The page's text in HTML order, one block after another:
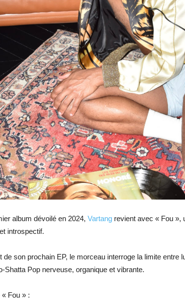
album dévoilé en 2024, Vartang revient avec « Fou »,
introspectif.
de son prochain EP, le morceau interroge la limite entre
Shatta Pop nerveuse, organique et vibrante.
Fou » :